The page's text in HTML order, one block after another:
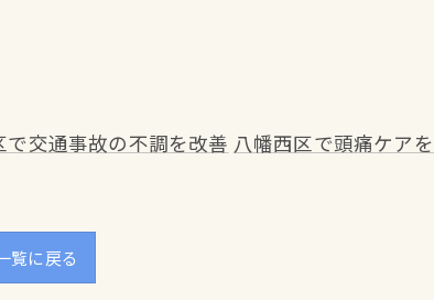
で交通事故の不調を改善 八幡西区で頭痛ケア
覧に戻る